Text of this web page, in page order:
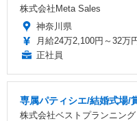
株式会社Meta Sales
神奈川県
月給24万2,100円～32万
正社員
専属パティシエ/結婚式場/
株式会社ベストプランニング